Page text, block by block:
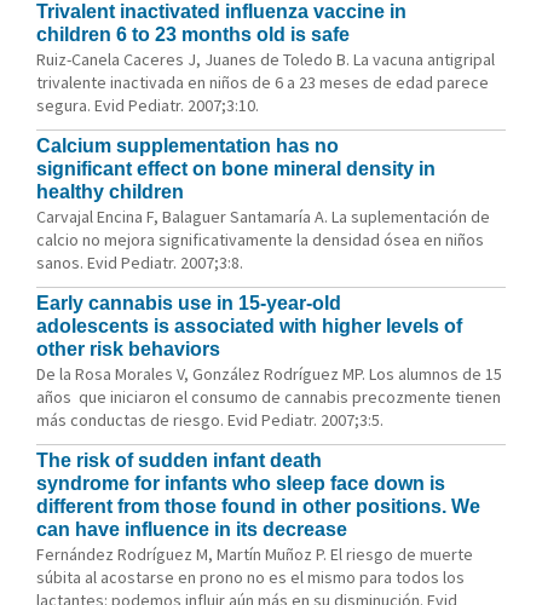
Trivalent inactivated influenza vaccine in
children 6 to 23 months old is safe
Ruiz-Canela Caceres J, Juanes de Toledo B. La vacuna antigripal
trivalente inactivada en niños de 6 a 23 meses de edad parece
segura. Evid Pediatr. 2007;3:10.
Calcium supplementation has no
significant effect on bone mineral density in
healthy children
Carvajal Encina F, Balaguer Santamaría A. La suplementación de
calcio no mejora significativamente la densidad ósea en niños
sanos. Evid Pediatr. 2007;3:8.
Early cannabis use in 15-year-old
adolescents is associated with higher levels of
other risk behaviors
De la Rosa Morales V, González Rodríguez MP. Los alumnos de 15
años que iniciaron el consumo de cannabis precozmente tienen
más conductas de riesgo. Evid Pediatr. 2007;3:5.
The risk of sudden infant death
syndrome for infants who sleep face down is
different from those found in other positions. We
can have influence in its decrease
Fernández Rodríguez M, Martín Muñoz P. El riesgo de muerte
súbita al acostarse en prono no es el mismo para todos los
lactantes: podemos influir aún más en su disminución. Evid